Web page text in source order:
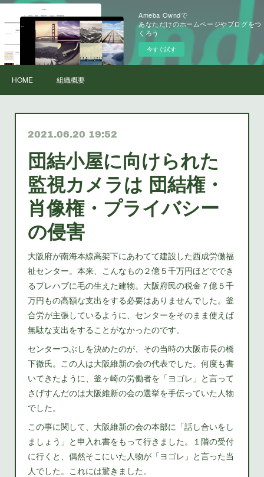
Ameba Owndで
あなただけのホームページやブログをつ
くろう
今すぐ試す
HOME 組織概要
2021.06.20 19:52
団結小屋に向けられた
監視カメラは 団結権・
肖像権・プライバシー
の侵害
大阪府が南海本線高架下にあわてて建設した西成労働福
祉センター。本来、こんなもの２億５千万円ほどででき
るプレハブに毛の生えた建物。大阪府民の税金７億５千
万円もの高額な支出をする必要はありませんでした。釜
合労が主張しているように、センターをそのまま使えば
無駄な支出をすることがなかったのです。
センターつぶしを決めたのが、その当時の大阪市長の橋
下徹氏。この人は大阪維新の会の代表でした。何度も書
いてきたように、釜ヶ崎の労働者を「ヨゴレ」と言って
さげすんだのは大阪維新の会の選挙を手伝っていた人物
でした。
この事に関して、大阪維新の会の本部に「話し合いをし
ましょう」と申入れ書をもって行きました。１階の受付
に行くと、偶然そこにいた人物が「ヨゴレ」と言った当
人でした。これには驚きました。